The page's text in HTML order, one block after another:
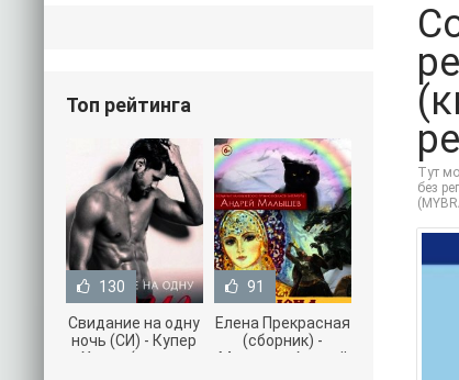
Тут
без
Топ рейтинга
130
Свидание на одну
ночь (СИ) - Купер
Хелен (читать
91
Елена Прекрасная
(сборник) -
Малышев Андрей